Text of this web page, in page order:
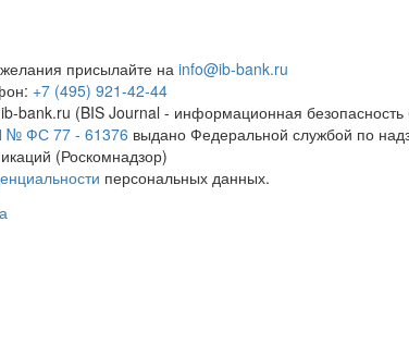
присылайте наinfo@ib-bank.ru
+7 (495) 921-42-44
bank.ru (BIS Journal - информационная безопасность
№ ФС 77 - 61376 выдано Федеральной службой по
(Роскомнадзор)
персональных данных.